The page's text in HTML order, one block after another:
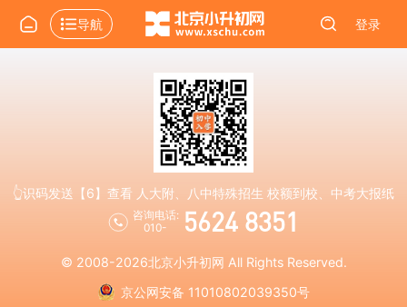
导航 登录
👆识码发送【6】查看 人大附、八中特殊招生 校额到校、中考大报纸
咨询电话:
010-
5624 8351
© 2008-2026北京小升初网 All Rights Reserved.
京公网安备 11010802039350号